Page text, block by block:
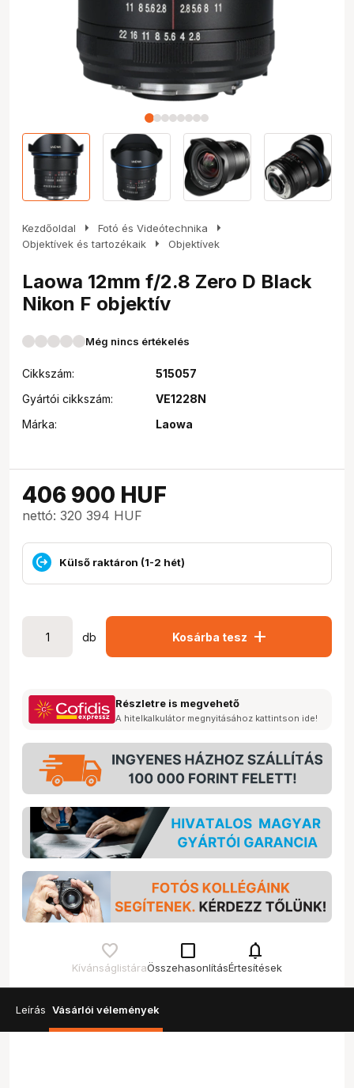
Kezdőoldal arrow_right Fotó és Videótechnika arrow_right
Objektívek és tartozékaik arrow_right Objektívek
Laowa 12mm f/2.8 Zero D Black
Nikon F objektív
Még nincs értékelés
Cikkszám:
515057
Gyártói cikkszám:
VE1228N
Márka:
Laowa
406 900 HUF
nettó: 320 394 HUF
Külső raktáron (1-2 hét)
db Kosárba tesz add
Részletre is megvehető
A hitelkalkulátor megnyitásához kattintson ide!
Kívánságlistára
check_box_outline_blank
Összehasonlítás
notifications
Értesítések
Leírás Vásárlói vélemények